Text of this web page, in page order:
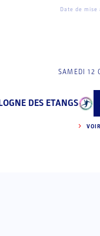
Date de mise
SAMEDI 12
DES ETANGS